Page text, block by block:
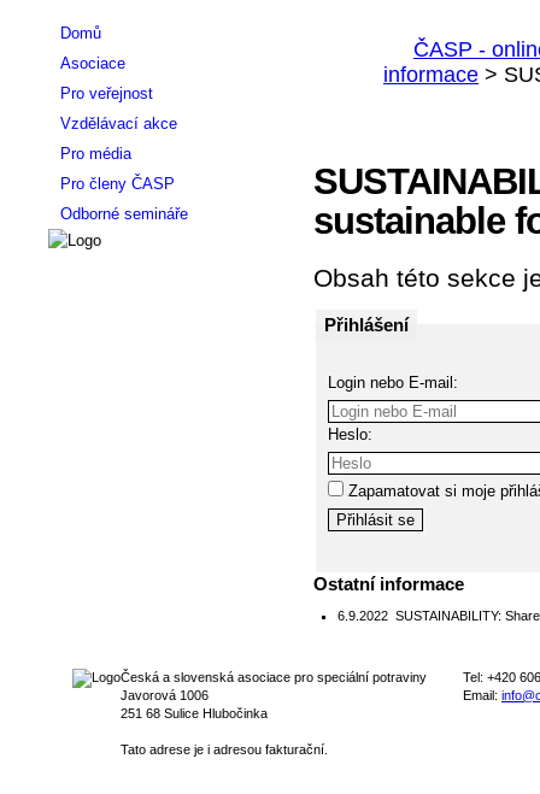
sustainable
Obsah této sekce
Přihlášení
Login nebo E-mail:
Heslo:
Zapamatovat si moje
Ostatní informace
6.9.2022 SUSTAINABILITY:
Domů
Asociace
Pro veřejnost
Vzdělávací akce
Pro média
Pro členy ČASP
Odborné semináře
Česká a slovenská asociace pro speciální potraviny
Javorová 1006
251 68 Sulice Hlubočinka
Tato adrese je i adresou fakturační.
Tel: +420
Email: